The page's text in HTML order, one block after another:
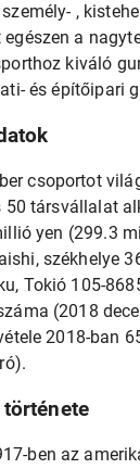
,
a
kiváló
​​és építőipari
csoportot
50 társvállalat
yen (299.3
székhelye
Tokió 105-
(2018
2018-ban
története
ben az